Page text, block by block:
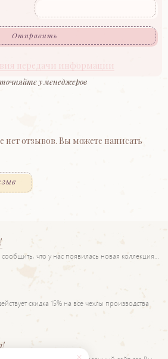
Отправить
передачи информации
у менеджеров
нет отзывов. Вы можете написать
что у нас появилась новая коллекция…
скидка 15% на все чехлы производства